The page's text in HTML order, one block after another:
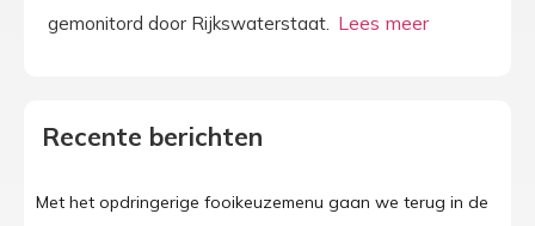
gemonitord door Rijkswaterstaat.
Recente berichten
Met het opdringerige fooikeuzemenu gaan we terug in de